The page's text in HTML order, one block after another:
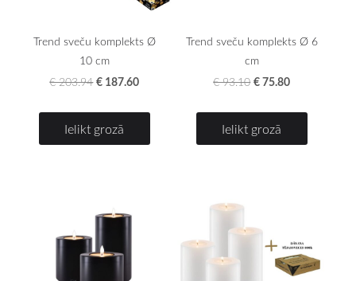
Trend sveču komplekts Ø
10 cm
€ 203.94 € 187.60
Ielikt grozā
Trend sveču komplekts Ø 6
cm
€ 93.10 € 75.80
Ielikt grozā